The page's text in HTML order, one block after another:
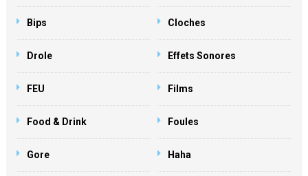
Bips Cloches
Drole Effets Sonores
FEU Films
Food & Drink Foules
Gore Haha